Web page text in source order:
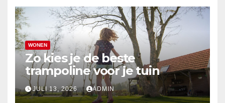
WONEN
Zo kies je de beste
trampoline voor je tuin
JULI 13, 2026 ADMIN